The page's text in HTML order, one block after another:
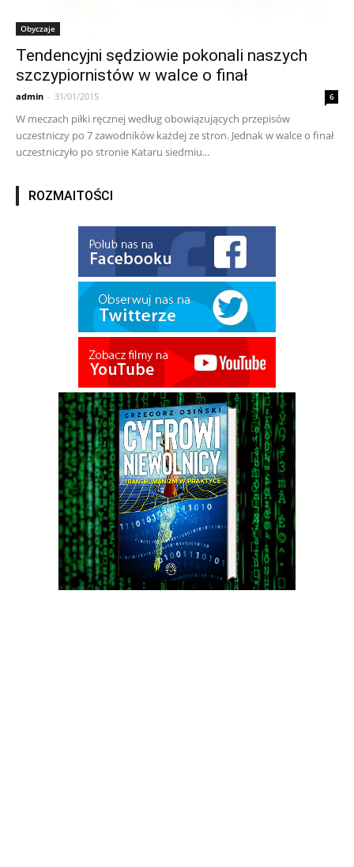
Obyczaje
Tendencyjni sędziowie pokonali naszych
szczypiornistów w walce o finał
admin - 31/01/2015 6
W meczach piłki ręcznej według obowiązujących przepisów
uczestniczy po 7 zawodników każdej ze stron. Jednak w walce o finał
uczestniczyło po stronie Kataru siedmiu...
ROZMAITOŚCI